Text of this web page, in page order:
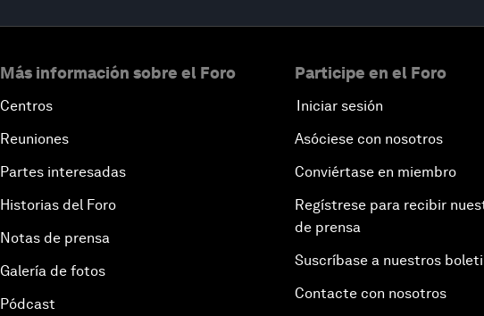
Más información sobre el Foro
Centros
Reuniones
Partes interesadas
Historias del Foro
Notas de prensa
Galería de fotos
Pódcast
Participe en el Foro
Iniciar sesión
Asóciese con nosotros
Conviértase en miembro
Regístrese para recibir
de prensa
Suscríbase a nuestros
Contacte con nosotros